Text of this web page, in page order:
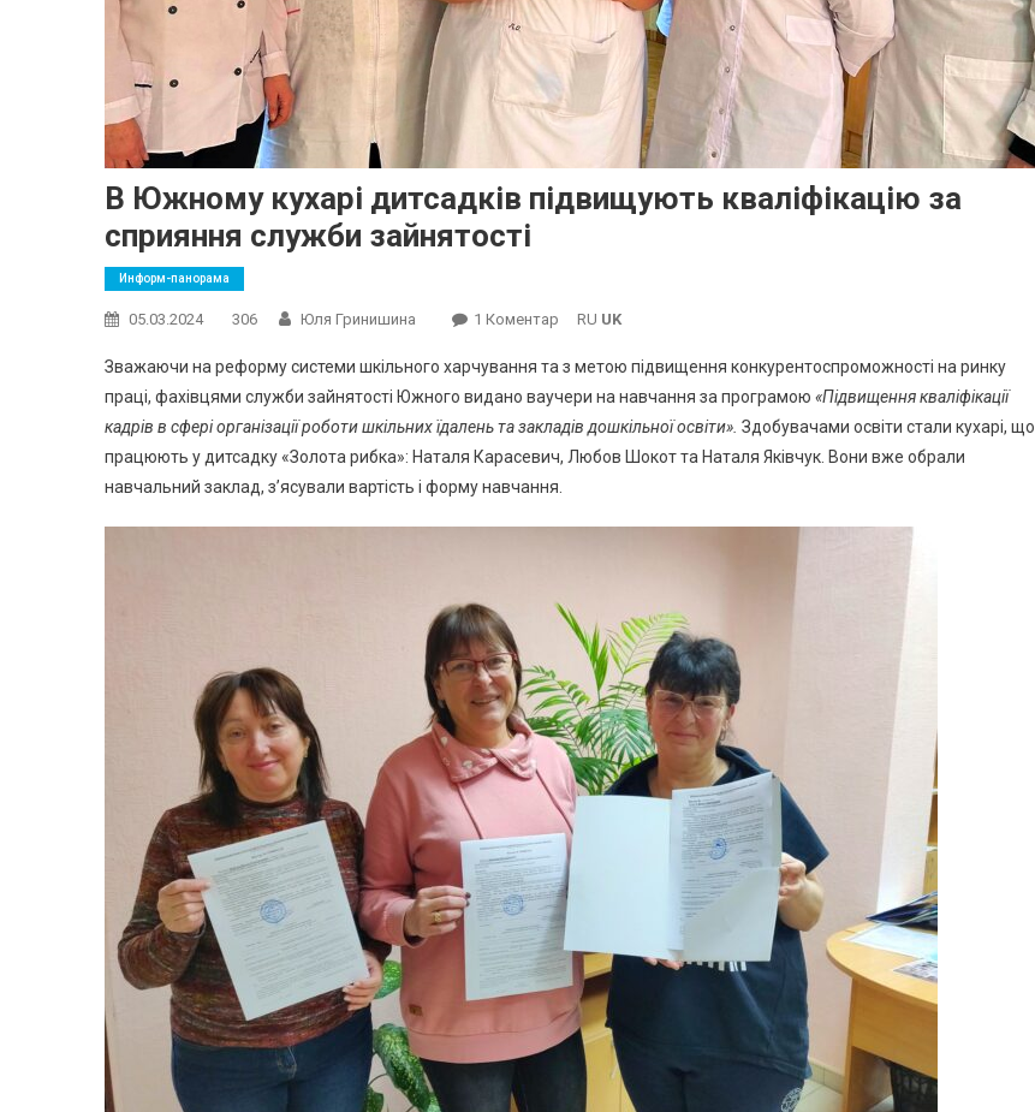
В Южному кухарі дитсадків підвищують кваліфікацію за
сприяння служби зайнятості
Информ-панорама
05.03.2024 306 Юля Гринишина 1 Коментар До
Южному
Кухарі
Дитсадків
Підвищують
RU UK
Зважаючи на реформу системи шкільного харчування та з метою підвищення конкурентоспроможності на ринку
праці, фахівцями служби зайнятості Южного видано ваучери на навчання за програмою «Підвищення кваліфікації
кадрів в сфері організації роботи шкільних їдалень та закладів дошкільної освіти». Здобувачами освіти стали кухарі, що
працюють у дитсадку «Золота рибка»: Наталя Карасевич, Любов Шокот та Наталя Яківчук. Вони вже обрали
навчальний заклад, з’ясували вартість і форму навчання.